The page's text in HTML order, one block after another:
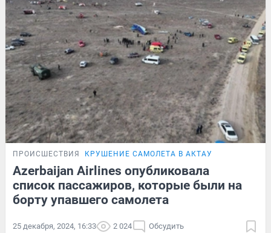
ПРОИСШЕСТВИЯ КРУШЕНИЕ САМОЛЕТА В АКТАУ
Azerbaijan Airlines опубликовала
список пассажиров, которые были на
борту упавшего самолета
25 декабря, 2024, 16:33 2 024 Обсудить